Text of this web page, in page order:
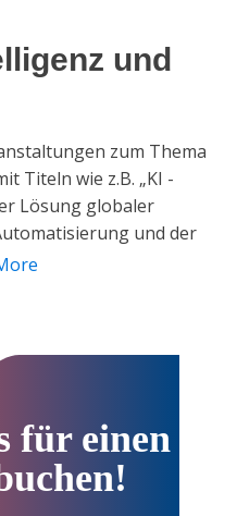
ihren
es natürlich […]
und
zum Thema
Titeln wie z.B. „KI -
Lösung globaler
und der
bezeichnend und
den Menschen nicht
für einen